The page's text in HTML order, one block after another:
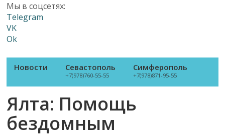
Мы в соцсетях:
Telegram
VK
Ok
Новости Севастополь
+7(978)760-55-55
Симферополь
+7(978)871-95-55
Ялта: Помощь
бездомным